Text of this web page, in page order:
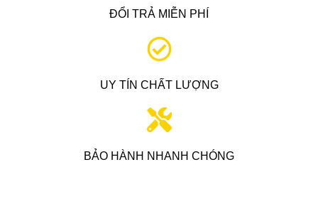
ĐỔI TRẢ MIỄN PHÍ
UY TÍN CHẤT LƯỢNG
BẢO HÀNH NHANH CHÓNG